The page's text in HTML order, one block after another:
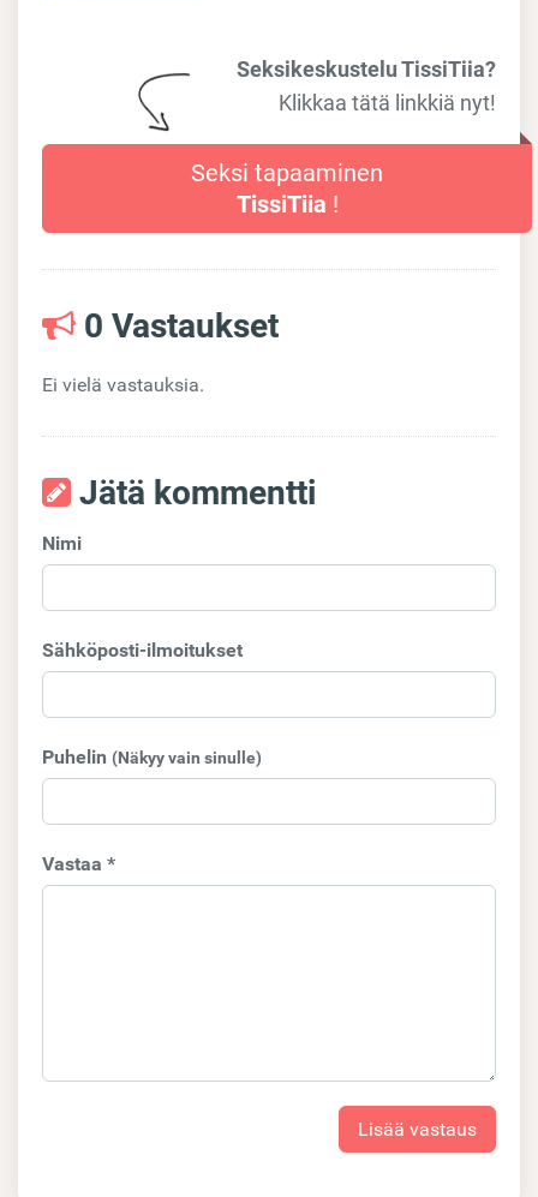
Seksikeskustelu TissiTiia?
Klikkaa tätä linkkiä nyt!
Seksi tapaaminen
TissiTiia !
0 Vastaukset
Ei vielä vastauksia.
Jätä kommentti
Nimi
Sähköposti-ilmoitukset
Puhelin (Näkyy vain sinulle)
Vastaa *
Lisää vastaus